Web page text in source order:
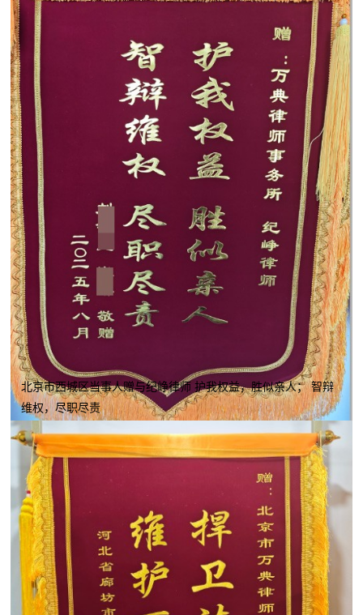
北京市西城区当事人赠与纪峥律师 护我权益，胜似亲人； 智辩
维权，尽职尽责